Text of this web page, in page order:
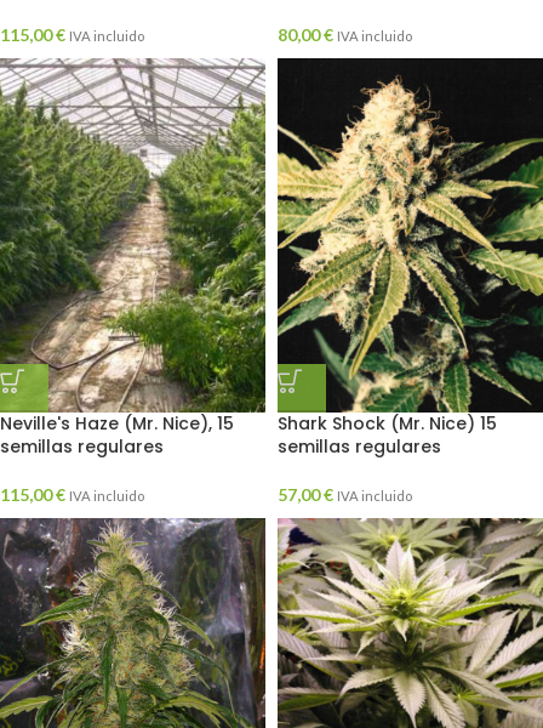
115,00€ IVA incluido 80,00€ IVA incluido
Neville's Haze (Mr. Nice), 15
semillas regulares
115,00€ IVA incluido
Shark Shock (Mr. Nice) 15
semillas regulares
57,00€ IVA incluido